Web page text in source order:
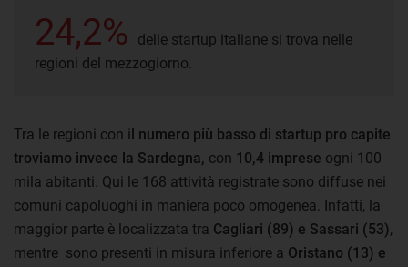
24,2%
delle startup italiane si trova nelle
regioni del mezzogiorno.
Tra le regioni con il numero più basso di startup pro capite
troviamo invece la Sardegna, con 10,4 imprese ogni 100
mila abitanti. Qui le 168 attività registrate sono diffuse nei
comuni capoluoghi in maniera poco omogenea. Infatti, la
maggior parte è localizzata tra Cagliari (89) e Sassari (53),
mentre sono presenti in misura inferiore a Oristano (13) e